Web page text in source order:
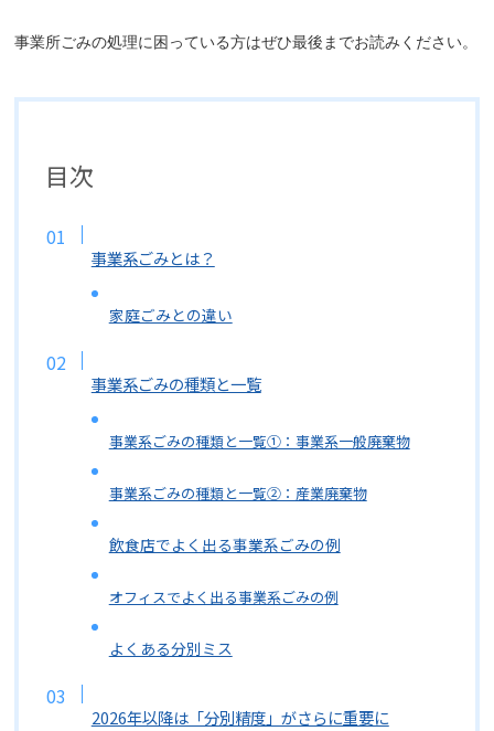
事業所ごみの処理に困っている方はぜひ最後までお読みください。
目次
事業系ごみとは？
家庭ごみとの違い
事業系ごみの種類と一覧
事業系ごみの種類と一覧①：事業系一般廃棄物
事業系ごみの種類と一覧②：産業廃棄物
飲食店でよく出る事業系ごみの例
オフィスでよく出る事業系ごみの例
よくある分別ミス
2026年以降は「分別精度」がさらに重要に